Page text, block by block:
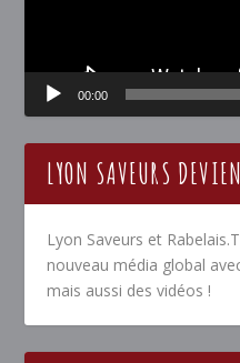
00:00
LYON SAVEURS
Lyon Saveurs et
nouveau média global
mais aussi des vidéos !